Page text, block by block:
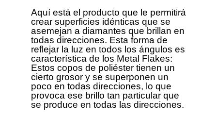
Aquí está el producto que le permitirá
crear superficies idénticas que se
asemejan a diamantes que brillan en
todas direcciones. Esta forma de
reflejar la luz en todos los ángulos es
característica de los Metal Flakes:
Estos copos de poliéster tienen un
cierto grosor y se superponen un
poco en todas direcciones, lo que
provoca ese brillo tan particular que
se produce en todas las direcciones.